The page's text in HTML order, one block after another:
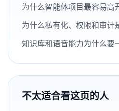
为什么智能体项目最容易高
为什么私有化、权限和审计
知识库和语音能力为什么要
不太适合看这页的人